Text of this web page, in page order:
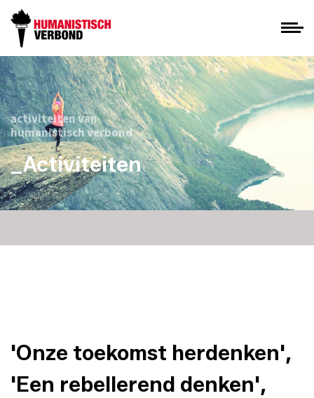
activiteiten van
humanistisch verbond
_Activiteiten
'Onze toekomst herdenken',
'Een rebellerend denken',